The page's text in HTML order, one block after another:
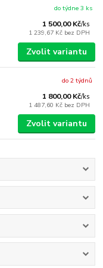
1 500,00 Kč/ks
1 239,67 Kč bez DPH
do týdne 3 ks
Zvolit variantu
1 800,00 Kč/ks
1 487,60 Kč bez DPH
do 2 týdnů
Zvolit variantu